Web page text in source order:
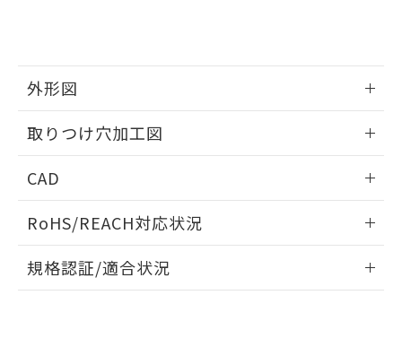
外形図
取りつけ穴加工図
CAD
ドすることができます。
ログイン/会員登録
RoHS/REACH対応状況
EU RoHS 注意事項・凡例
規格認証/適合状況
指します。
51物質の非含有証明書（当社基準）
※本証明書は発行日時点で非含有を証明す
るもので、過去に遡って非含有を証明する
ものではありません。
また、RoHS指令のフタル酸エステル類４
欄に対応日を記載しておりました。
既に当社にて対応品への在庫切替を完了
していることから、特段のことがない限
り、2022年1月12日より割愛しておりま
す。